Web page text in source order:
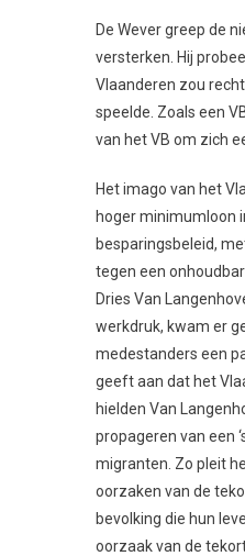
De Wever greep de
versterken. Hij
Vlaanderen zou
speelde. Zoals een
van het VB om zich
Het imago van het
hoger minimumloon
besparingsbeleid,
tegen een
Dries Van
werkdruk, kwam er
medestanders een
geeft aan dat het
hielden Van
propageren van een
migranten. Zo pleit
oorzaken van de
bevolking die hun
oorzaak van de